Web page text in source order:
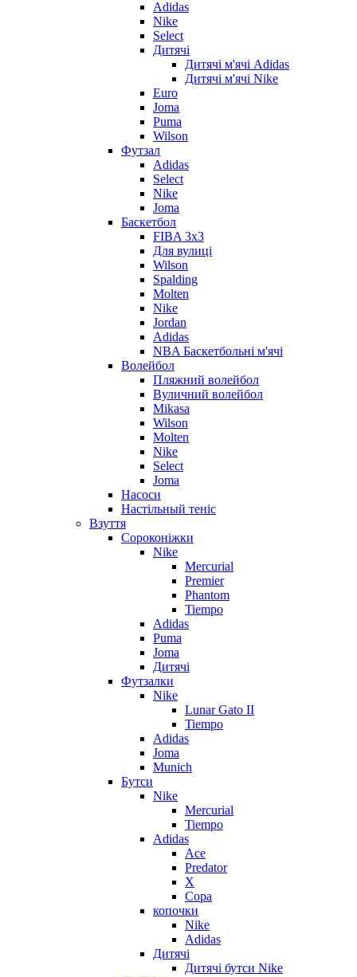
Adidas
Nike
Select
Дитячі
Дитячі м'ячі Adidas
Дитячі м'ячі Nike
Euro
Joma
Puma
Wilson
Футзал
Adidas
Select
Nike
Joma
Баскетбол
FIBA 3x3
Для вулиці
Wilson
Spalding
Molten
Nike
Jordan
Adidas
NBA Баскетбольні м'ячі
Волейбол
Пляжний волейбол
Вуличний волейбол
Mikasa
Wilson
Molten
Nike
Select
Joma
Насоси
Настільный теніс
Взуття
Сороконіжки
Nike
Mercurial
Premier
Phantom
Tiempo
Adidas
Puma
Joma
Дитячі
Футзалки
Nike
Lunar Gato II
Tiempo
Adidas
Joma
Munich
Бутси
Nike
Mercurial
Tiempo
Adidas
Ace
Predator
X
Copa
копочки
Nike
Adidas
Дитячі
Дитячі бутси Nike